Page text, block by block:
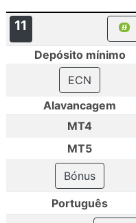
11
Depósito mínimo
ECN
Alavancagem
MT4
MT5
Bónus
Português